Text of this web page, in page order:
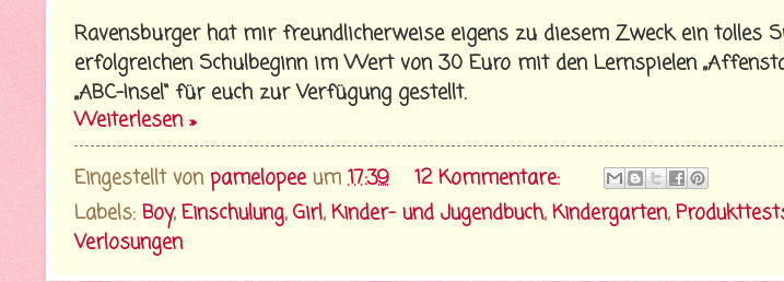
Ravensburger hat mir freundlicherweise eigens zu diesem Zweck ein tolles
erfolgreichen Schulbeginn im Wert von 30 Euro mit den Lernspielen
„ABC-Insel“ für euch zur Verfügung gestellt.
Weiterlesen »
Eingestellt von pamelopee um 17:39
12 Kommentare:
Labels: Boy,Einschulung,Girl,Kinder- und Jugendbuch,Kindergarten,
Verlosungen